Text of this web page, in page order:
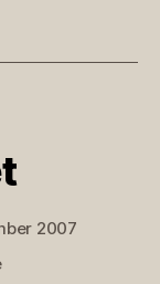
2007
zu